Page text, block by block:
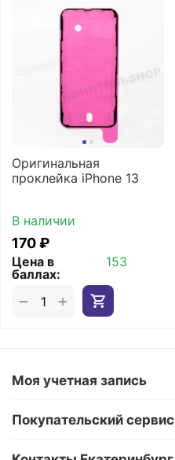
Оригинальная
проклейка iPhone 13
В наличии
‍170‍₽
Цена в
баллах:
153
+
−
Моя учетная запись
Покупательский сервис